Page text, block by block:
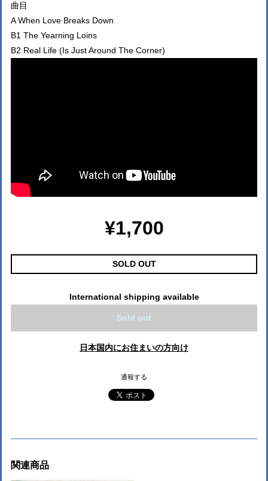
曲目
A When Love Breaks Down
B1 The Yearning Loins
B2 Real Life (Is Just Around The Corner)
¥1,700
SOLD OUT
International shipping available
Sold out
日本国内にお住まいの方向け
通報する
関連商品